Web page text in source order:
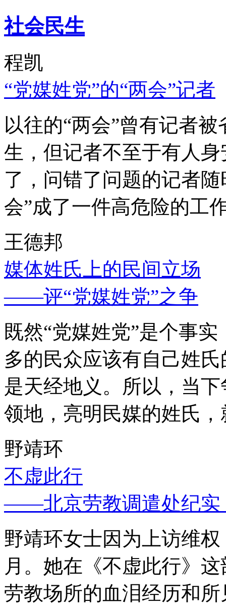
社会民生
程凯
“党媒姓党”的“两会”记者
以往的“两会”曾有记者
生，但记者不至于有人
了，问错了问题的记者
会”成了一件高危险的工
王德邦
媒体姓氏上的民间立场
——评“党媒姓党”之争
既然“党媒姓党”是个事
多的民众应该有自己姓
是天经地义。所以，当
领地，亮明民媒的姓氏
野靖环
不虚此行
——北京劳教调遣处纪实
野靖环女士因为上访维
月。她在《不虚此行》
劳教场所的血泪经历和